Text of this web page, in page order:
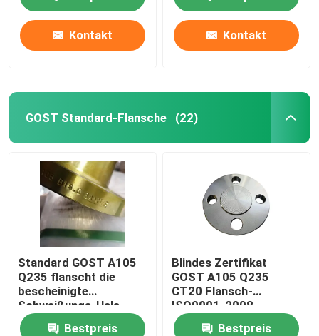
Kontakt Kontakt
GOST Standard-Flansche (22)
Standard GOST A105
Q235 flanscht die
bescheinigte
Schweißungs-Hals
ISO-CER-ABS
Bestpreis
Blindes Zertifikat
GOST A105 Q235
CT20 Flansch-
ISO9001-2008
Bestpreis